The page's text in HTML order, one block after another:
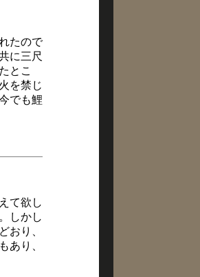
たので
に三尺
とこ
を禁じ
でも鯉
て欲し
しかし
おり、
あり、